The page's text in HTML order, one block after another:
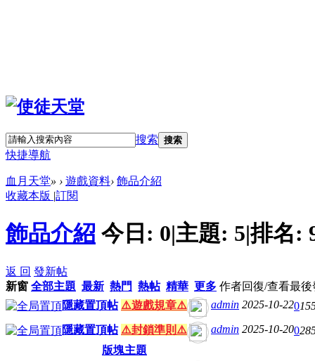
搜索 搜索
快捷導航
血月天堂» › 遊戲資料› 飾品介紹
收藏本版 |訂閱
飾品介紹 今日: 0|主題: 5|排名:
返 回 發新帖
新窗 全部主題 最新 熱門 熱帖 精華 更多 作者回復/查看最後
隱藏置頂帖 ⚠️遊戲規章⚠️ admin 2025-10-220
隱藏置頂帖 ⚠️封鎖準則⚠️ admin 2025-10-200
版塊主題